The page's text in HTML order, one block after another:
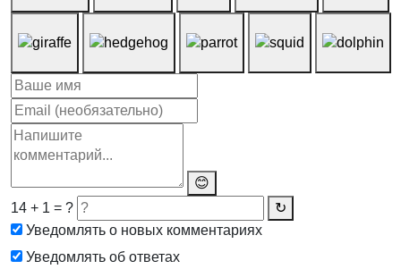
😊
14 + 1 = ?
↻
Уведомлять о новых комментариях
Уведомлять об ответах